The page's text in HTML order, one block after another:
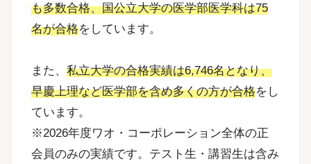
も多数合格、国公立大学の医学部医学科は75
名が合格をしています。
また、私立大学の合格実績は6,746名となり、
早慶上理など医学部を含め多くの方が合格をし
ています。
※2026年度ワオ・コーポレーション全体の正
会員のみの実績です。テスト生・講習生は含み